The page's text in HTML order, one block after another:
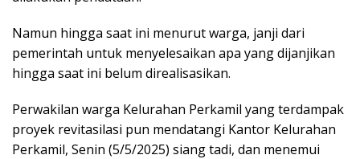
Namun hingga saat ini menurut warga, janji dari
pemerintah untuk menyelesaikan apa yang dijanjikan
hingga saat ini belum direalisasikan.
Perwakilan warga Kelurahan Perkamil yang terdampak
proyek revitasilasi pun mendatangi Kantor Kelurahan
Perkamil, Senin (5/5/2025) siang tadi, dan menemui